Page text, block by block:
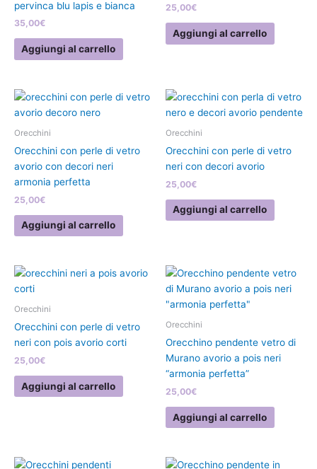
pervinca blu lapis e bianca
35,00€
Aggiungi al carrello
25,00€
Aggiungi al carrello
Orecchini
Orecchini con perle di vetro
avorio con decori neri
armonia perfetta
25,00€
Aggiungi al carrello
Orecchini
Orecchini con perle di vetro
neri con decori avorio
25,00€
Aggiungi al carrello
Orecchini
Orecchini con perle di vetro
neri con pois avorio corti
25,00€
Aggiungi al carrello
Orecchini
Orecchino pendente vetro di
Murano avorio a pois neri
“armonia perfetta”
25,00€
Aggiungi al carrello
Questo